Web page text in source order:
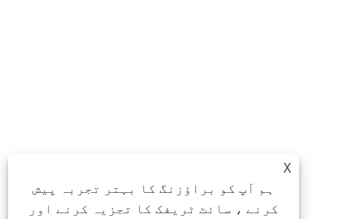
X
ہم آپ کو براؤزنگ کا بہتر تجربہ پیش
کرنے ، سائٹ ٹریفک کا تجزیہ کرنے اور